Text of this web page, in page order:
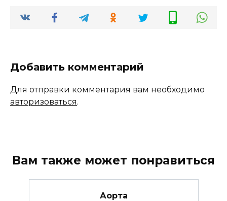
Добавить комментарий
Для отправки комментария вам необходимо
авторизоваться.
Вам также может понравиться
Аорта